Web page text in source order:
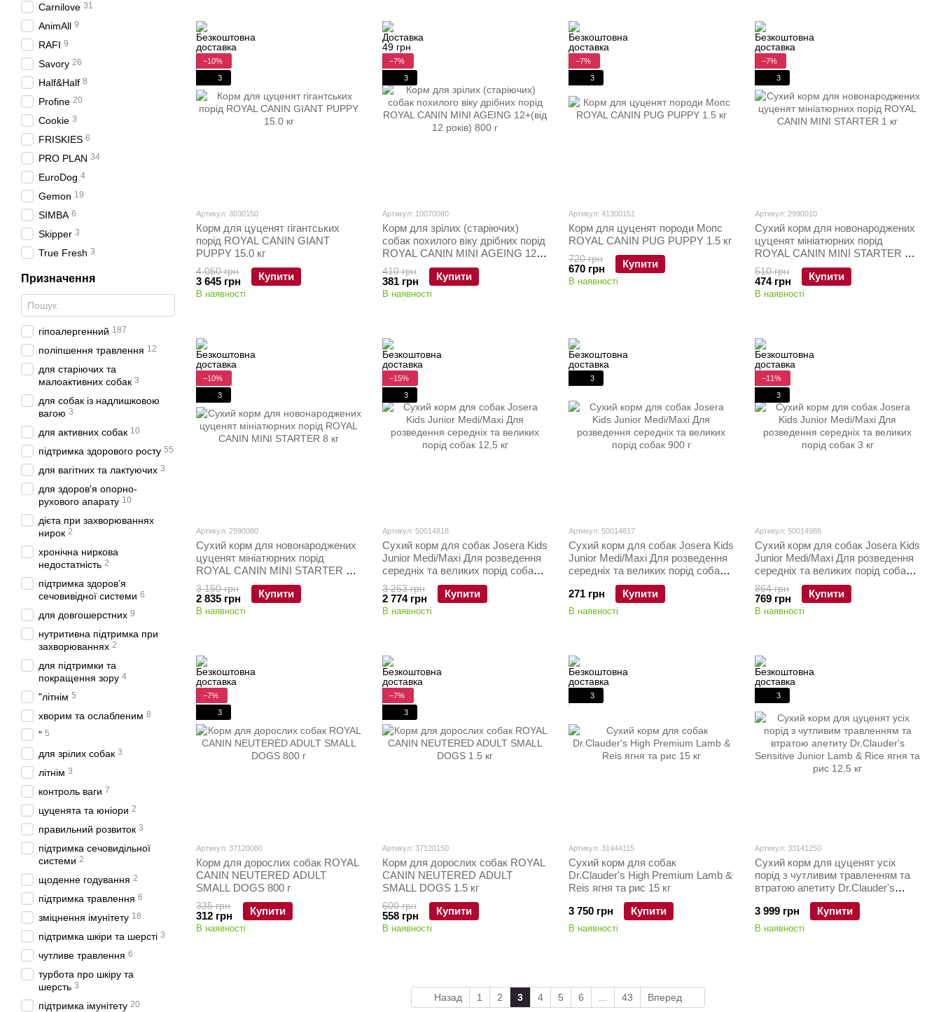
−10%
3
Артикул: 3030150
Корм для цуценят гігантських
порід ROYAL CANIN GIANT
PUPPY 15.0 кг
4 050 грн
3 645 грн Купити
В наявності
−7%
3
Артикул: 10070080
Корм для зрілих (старіючих)
собак похилого віку дрібних порід
ROYAL CANIN MINI AGEING 12+
(від 12 років) 800 г
410 грн
381 грн Купити
В наявності
−7%
3
Артикул: 41300151
Корм для цуценят породи Мопс
ROYAL CANIN PUG PUPPY 1.5 кг
720 грн
670 грн Купити
В наявності
−7%
3
Артикул: 2990010
Сухий корм для новонароджених
цуценят мініатюрних порід
ROYAL CANIN MINI STARTER 1
кг
510 грн
474 грн Купити
В наявності
−10%
3
Артикул: 2990080
Сухий корм для новонароджених
цуценят мініатюрних порід
ROYAL CANIN MINI STARTER 8
кг
3 150 грн
2 835 грн Купити
В наявності
−15%
3
Артикул: 50014818
Сухий корм для собак Josera Kids
Junior Medi/Maxi Для розведення
середніх та великих порід собак
12,5 кг
3 263 грн
2 774 грн Купити
В наявності
3
Артикул: 50014817
Сухий корм для собак Josera Kids
Junior Medi/Maxi Для розведення
середніх та великих порід собак
271 грн
Купити
В наявності
−11%
3
Артикул: 50014988
Сухий корм для собак Josera Kids
Junior Medi/Maxi Для розведення
середніх та великих порід собак 3
кг
864 грн
769 грн Купити
В наявності
−7%
3
Артикул: 37120080
Корм для дорослих собак ROYAL
CANIN NEUTERED ADULT
SMALL DOGS 800 г
335 грн
312 грн Купити
В наявності
−7%
3
Артикул: 37120150
Корм для дорослих собак ROYAL
CANIN NEUTERED ADULT
SMALL DOGS 1.5 кг
600 грн
558 грн Купити
В наявності
3
Артикул: 31444115
Сухий корм для собак
Dr.Clauder's High Premium Lamb &
Reis ягня та рис 15 кг
3 750 грн
Купити
В наявності
3
Артикул: 33141250
Сухий корм для цуценят усіх
порід з чутливим травленням та
втратою апетиту Dr.Clauder's
Sensitive Junior Lamb & Rice ягня
та рис 12,5 кг
3 999 грн Купити
В наявності
Назад 1 2 3 4 5 6 43 Вперед
Carnilove 31
AnimAll 9
RAFI 9
Savory 26
Half&Half 8
Profine 20
Cookie 3
FRISKIES 6
PRO PLAN 34
EuroDog 4
Gemon 19
SIMBA 6
Skipper 3
True Fresh 3
Призначення
гіпоалергенний 187
поліпшення травлення 12
для старіючих та
малоактивних собак 3
для собак із надлишковою
вагою 3
для активних собак 10
підтримка здорового росту 55
для вагітних та лактуючих 3
для здоров'я опорно-
рухового апарату 10
дієта при захворюваннях
нирок 2
хронічна ниркова
недостатність 2
підтримка здоров’я
сечовивідної системи 6
для довгошерстних 9
нутритивна підтримка при
захворюваннях 2
для підтримки та
покращення зору 4
"літнім 5
хворим та ослабленим 8
" 5
для зрілих собак 3
літнім 3
контроль ваги 7
цуценята та юніори 2
правильний розвиток 3
підтримка сечовидільної
системи 2
щоденне годування 2
підтримка травлення 6
зміцнення імунітету 18
підтримка шкіри та шерсті 3
чутливе травлення 6
турбота про шкіру та
шерсть 3
підтримка імунітету 20